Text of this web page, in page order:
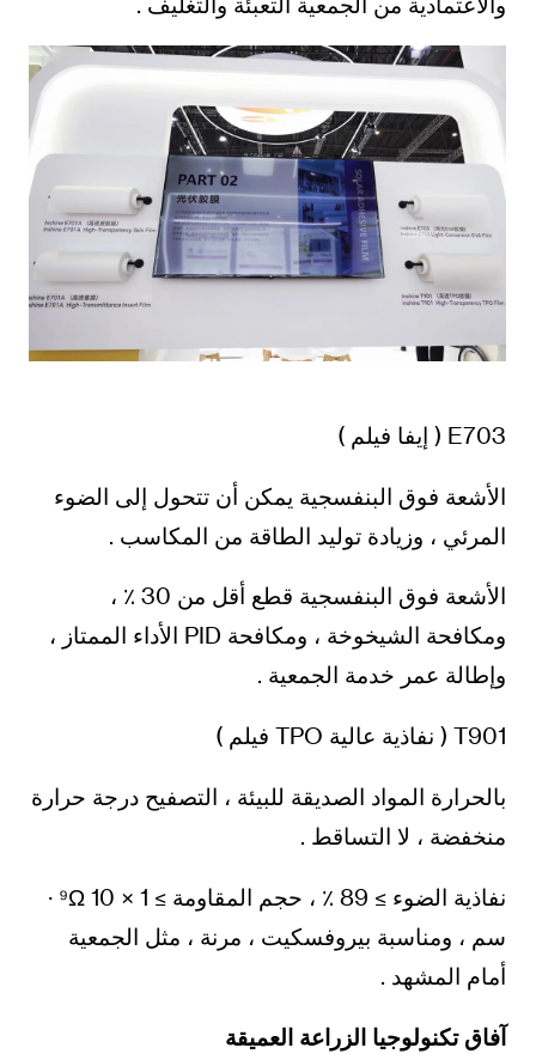
E703 ( إيفا فيلم )
الأشعة فوق البنفسجية يمكن أن تتحول إلى الضوء
المرئي ، وزيادة توليد الطاقة من المكاسب .
الأشعة فوق البنفسجية قطع أقل من 30 ٪ ،
ومكافحة الشيخوخة ، ومكافحة PID الأداء الممتاز ،
وإطالة عمر خدمة الجمعية .
T901 ( نفاذية عالية TPO فيلم )
بالحرارة المواد الصديقة للبيئة ، التصفيح درجة حرارة
منخفضة ، لا التساقط .
نفاذية الضوء ≥ 89 ٪ ، حجم المقاومة ≥ 1 × 10 ⁹Ω ·
سم ، ومناسبة بيروفسكيت ، مرنة ، مثل الجمعية
أمام المشهد .
آفاق تكنولوجيا الزراعة العميقة